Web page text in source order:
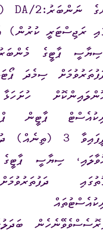
ނަންބަރު:DA/2
ރަޖިސްޓަރީ ކުރުން)
ސިޔާސީ ޕާޓީގެ
ސިމެދަ
ޕާޓީން
ދީފައިވާ 3
ސިޔާސީ